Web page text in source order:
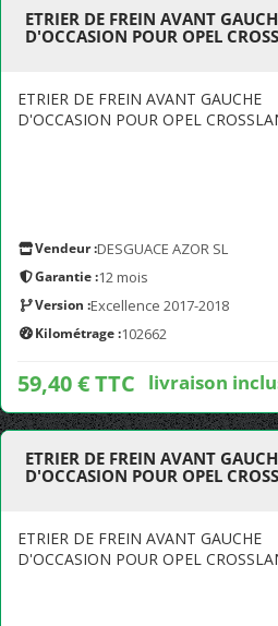
ETRIER DE FREIN AVANT
D'OCCASION POUR OPEL
ETRIER DE FREIN AVANT GAUCHE
D'OCCASION POUR OPEL
Vendeur :DESGUACE AZOR SL
Garantie :12 mois
Version :Excellence 2017-2018
Kilométrage :102662
59,40 € TTC livraison
ETRIER DE FREIN AVANT
D'OCCASION POUR OPEL
ETRIER DE FREIN AVANT GAUCHE
D'OCCASION POUR OPEL